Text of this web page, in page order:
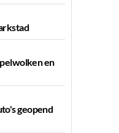
en
geopend